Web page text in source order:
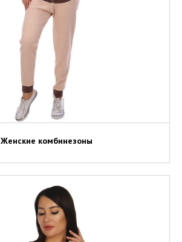
Женские комбинезоны